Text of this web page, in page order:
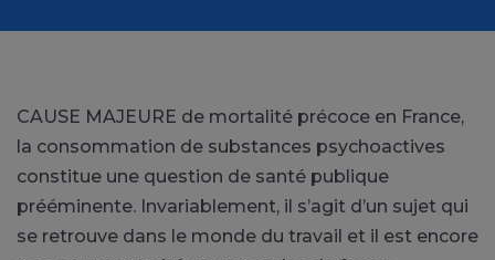
CAUSE MAJEURE de mortalité précoce en France,
la consommation de substances psychoactives
constitue une question de santé publique
prééminente. Invariablement, il s’agit d’un sujet qui
se retrouve dans le monde du travail et il est encore